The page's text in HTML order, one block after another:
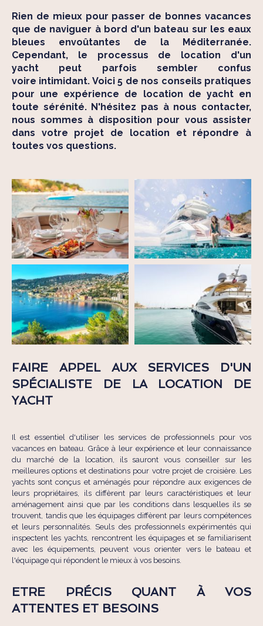
Rien de mieux pour passer de bonnes vacances
que de naviguer à bord d'un bateau sur les eaux
bleues envoûtantes de la Méditerranée.
Cependant, le processus de location d'un
yacht peut parfois sembler confus
voire intimidant. Voici 5 de nos conseils pratiques
pour une expérience de location de yacht en
toute sérénité. N'hésitez pas à nous contacter,
nous sommes à disposition pour vous assister
dans votre projet de location et répondre à
toutes vos questions.
FAIRE APPEL AUX SERVICES D'UN
SPÉCIALISTE DE LA LOCATION DE
YACHT
Il est essentiel d'utiliser les services de professionnels pour vos
vacances en bateau. Grâce à leur expérience et leur connaissance
du marché de la location, ils sauront vous conseiller sur les
meilleures options et destinations pour votre projet de croisière. Les
yachts sont conçus et aménagés pour répondre aux exigences de
leurs propriétaires, ils diffèrent par leurs caractéristiques et leur
aménagement ainsi que par les conditions dans lesquelles ils se
trouvent, tandis que les équipages diffèrent par leurs compétences
et leurs personnalités. Seuls des professionnels expérimentés qui
inspectent les yachts, rencontrent les équipages et se familiarisent
avec les équipements, peuvent vous orienter vers le bateau et
l'équipage qui répondent le mieux à vos besoins.
ETRE PRÉCIS QUANT À VOS
ATTENTES ET BESOINS